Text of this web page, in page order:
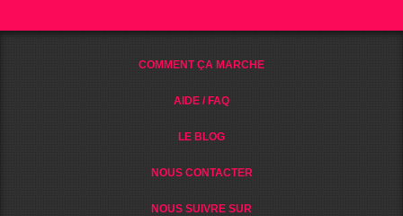
COMMENT ÇA MARCHE
AIDE / FAQ
LE BLOG
NOUS CONTACTER
NOUS SUIVRE SUR